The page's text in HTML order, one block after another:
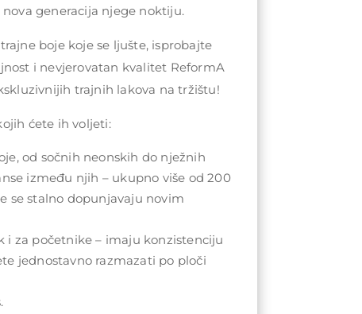
generacija njege noktiju.
boje koje se ljušte, isprobajte
i nevjerovatan kvalitet ReformA
trajnih lakova na tržištu!
ćete ih voljeti:
od sočnih neonskih do nježnih
između njih – ukupno više od 200
se stalno dopunjavaju novim
i za početnike – imaju konzistenciju
jednostavno razmazati po ploči